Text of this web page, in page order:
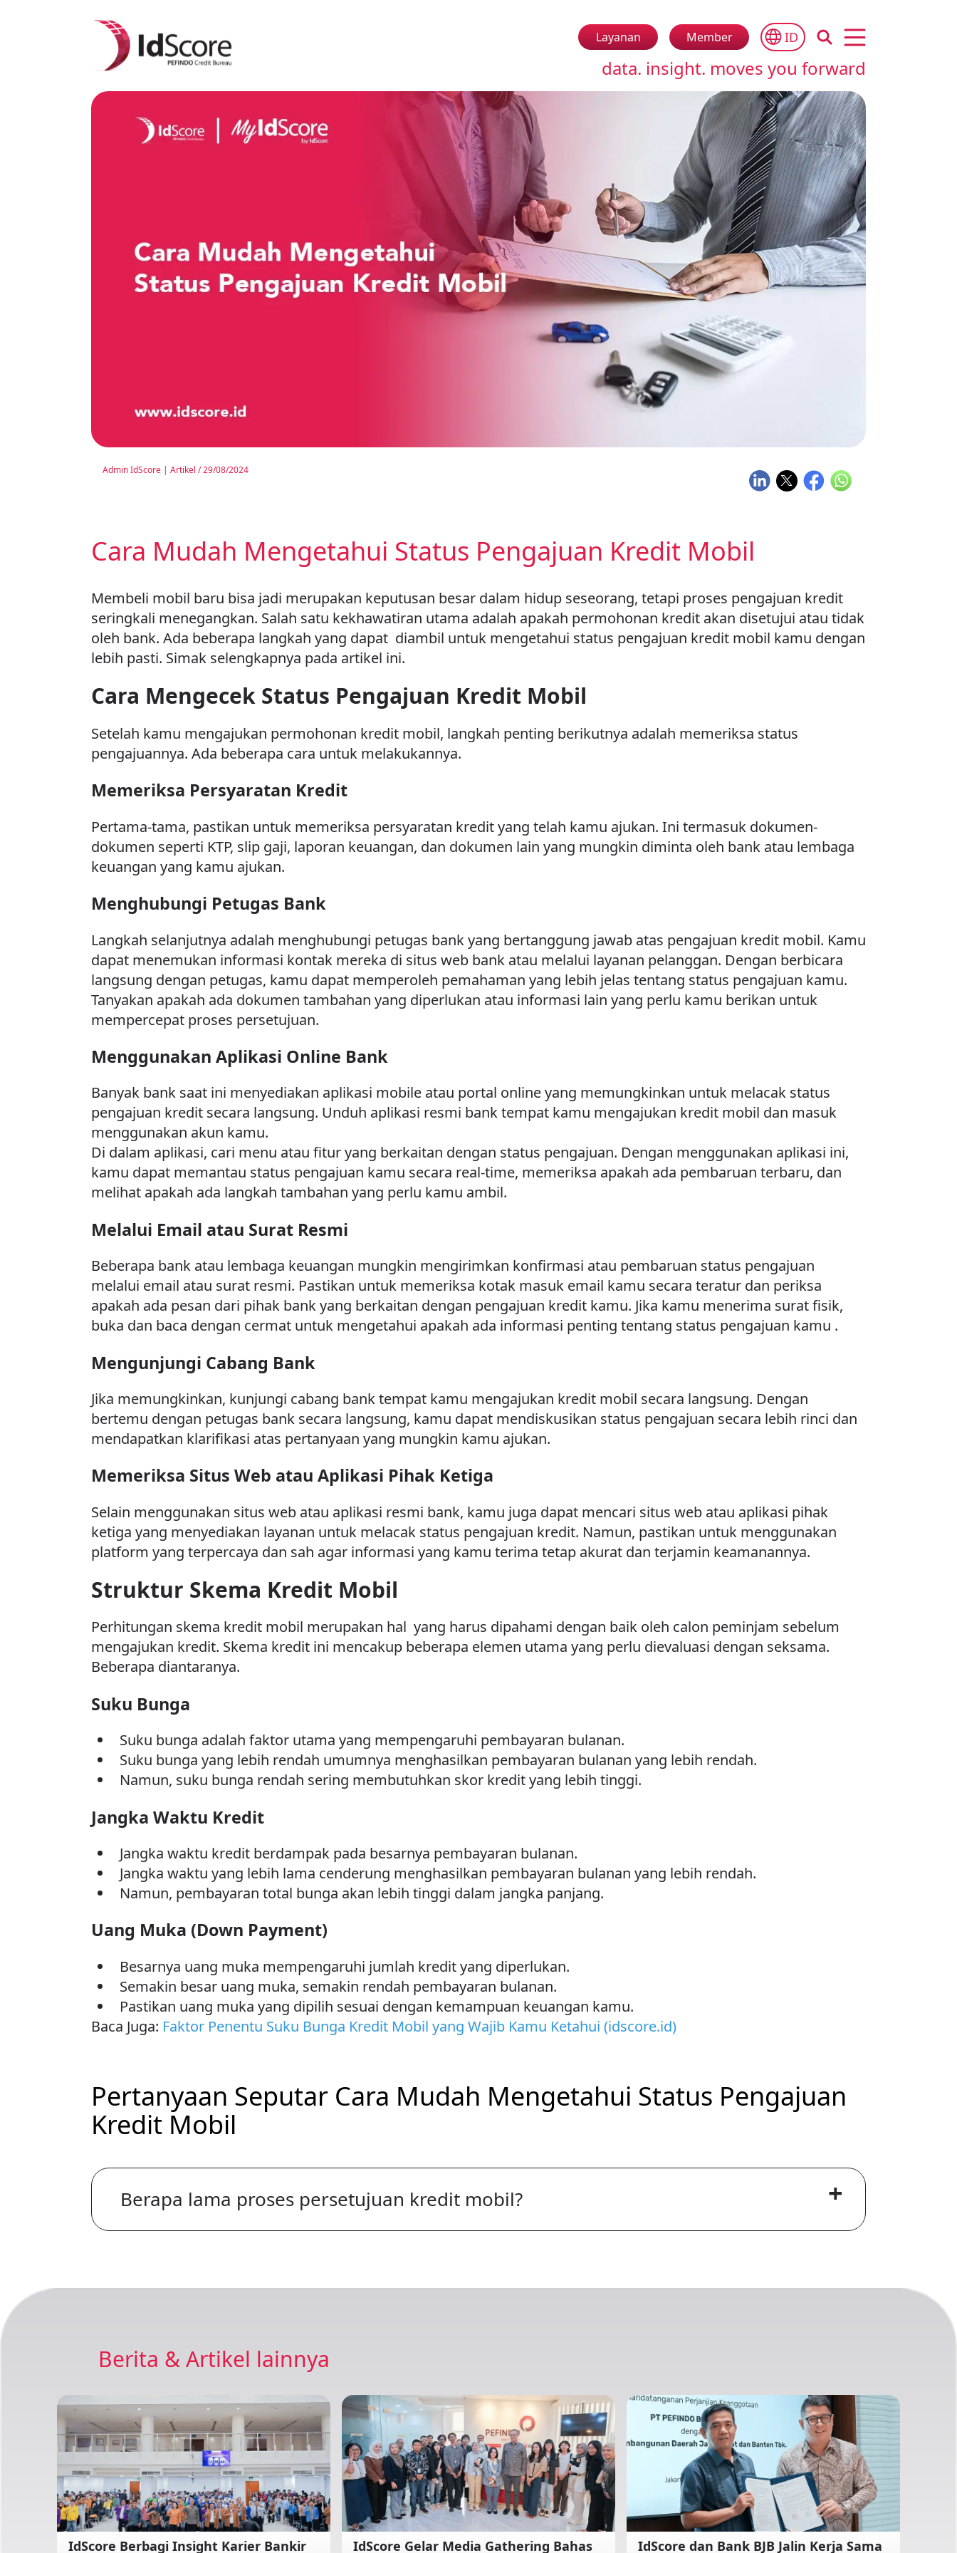
Layanan Member ID Open main menu
data. insight. moves you forward
Admin IdScore | Artikel /29/08/2024
Cara Mudah Mengetahui Status Pengajuan Kredit Mobil
Membeli mobil baru bisa jadi merupakan keputusan besar dalam hidup seseorang, tetapi proses pengajuan kredit
seringkali menegangkan. Salah satu kekhawatiran utama adalah apakah permohonan kredit akan disetujui atau tidak
oleh bank. Ada beberapa langkah yang dapat diambil untuk mengetahui status pengajuan kredit mobil kamu dengan
lebih pasti. Simak selengkapnya pada artikel ini.
Cara Mengecek Status Pengajuan Kredit Mobil
Setelah kamu mengajukan permohonan kredit mobil, langkah penting berikutnya adalah memeriksa status
pengajuannya. Ada beberapa cara untuk melakukannya.
Memeriksa Persyaratan Kredit
Pertama-tama, pastikan untuk memeriksa persyaratan kredit yang telah kamu ajukan. Ini termasuk dokumen-
dokumen seperti KTP, slip gaji, laporan keuangan, dan dokumen lain yang mungkin diminta oleh bank atau lembaga
keuangan yang kamu ajukan.
Menghubungi Petugas Bank
Langkah selanjutnya adalah menghubungi petugas bank yang bertanggung jawab atas pengajuan kredit mobil. Kamu
dapat menemukan informasi kontak mereka di situs web bank atau melalui layanan pelanggan. Dengan berbicara
langsung dengan petugas, kamu dapat memperoleh pemahaman yang lebih jelas tentang status pengajuan kamu.
Tanyakan apakah ada dokumen tambahan yang diperlukan atau informasi lain yang perlu kamu berikan untuk
mempercepat proses persetujuan.
Menggunakan Aplikasi Online Bank
Banyak bank saat ini menyediakan aplikasi mobile atau portal online yang memungkinkan untuk melacak status
pengajuan kredit secara langsung. Unduh aplikasi resmi bank tempat kamu mengajukan kredit mobil dan masuk
menggunakan akun kamu.
Di dalam aplikasi, cari menu atau fitur yang berkaitan dengan status pengajuan. Dengan menggunakan aplikasi ini,
kamu dapat memantau status pengajuan kamu secara real-time, memeriksa apakah ada pembaruan terbaru, dan
melihat apakah ada langkah tambahan yang perlu kamu ambil.
Melalui Email atau Surat Resmi
Beberapa bank atau lembaga keuangan mungkin mengirimkan konfirmasi atau pembaruan status pengajuan
melalui email atau surat resmi. Pastikan untuk memeriksa kotak masuk email kamu secara teratur dan periksa
apakah ada pesan dari pihak bank yang berkaitan dengan pengajuan kredit kamu. Jika kamu menerima surat fisik,
buka dan baca dengan cermat untuk mengetahui apakah ada informasi penting tentang status pengajuan kamu .
Mengunjungi Cabang Bank
Jika memungkinkan, kunjungi cabang bank tempat kamu mengajukan kredit mobil secara langsung. Dengan
bertemu dengan petugas bank secara langsung, kamu dapat mendiskusikan status pengajuan secara lebih rinci dan
mendapatkan klarifikasi atas pertanyaan yang mungkin kamu ajukan.
Memeriksa Situs Web atau Aplikasi Pihak Ketiga
Selain menggunakan situs web atau aplikasi resmi bank, kamu juga dapat mencari situs web atau aplikasi pihak
ketiga yang menyediakan layanan untuk melacak status pengajuan kredit. Namun, pastikan untuk menggunakan
platform yang terpercaya dan sah agar informasi yang kamu terima tetap akurat dan terjamin keamanannya.
Struktur Skema Kredit Mobil
Perhitungan skema kredit mobil merupakan hal yang harus dipahami dengan baik oleh calon peminjam sebelum
mengajukan kredit. Skema kredit ini mencakup beberapa elemen utama yang perlu dievaluasi dengan seksama.
Beberapa diantaranya.
Suku Bunga
Suku bunga adalah faktor utama yang mempengaruhi pembayaran bulanan.
Suku bunga yang lebih rendah umumnya menghasilkan pembayaran bulanan yang lebih rendah.
Namun, suku bunga rendah sering membutuhkan skor kredit yang lebih tinggi.
Jangka Waktu Kredit
Jangka waktu kredit berdampak pada besarnya pembayaran bulanan.
Jangka waktu yang lebih lama cenderung menghasilkan pembayaran bulanan yang lebih rendah.
Namun, pembayaran total bunga akan lebih tinggi dalam jangka panjang.
Uang Muka (Down Payment)
Besarnya uang muka mempengaruhi jumlah kredit yang diperlukan.
Semakin besar uang muka, semakin rendah pembayaran bulanan.
Pastikan uang muka yang dipilih sesuai dengan kemampuan keuangan kamu.
Baca Juga: Faktor Penentu Suku Bunga Kredit Mobil yang Wajib Kamu Ketahui (idscore.id)
Pertanyaan Seputar Cara Mudah Mengetahui Status Pengajuan
Kredit Mobil
+
Berapa lama proses persetujuan kredit mobil?
Berita & Artikel lainnya
IdScore Berbagi Insight Karier Bankir IdScore Gelar Media Gathering Bahas IdScore dan Bank BJB Jalin Kerja Sama